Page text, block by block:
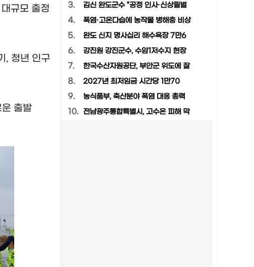
규모 출정
, 청년 인구
출발
3. 김신 완도군수 “공정 인사·신상필벌
4. 폭염·고온다습에 농작물 병해충 비상
5. 완도 신지 명사십리 해수욕장 7만6
6. 강진원 강진군수, 수암1저수지 현장
7. 한국수산자원공단, 부안군 위도에 잘
8. 2027년 최저임금 시간당 1만70
9. 농식품부, 축산분야 폭염 대응 총력
10. 전남광주통합특별시, 고수온 피해 막